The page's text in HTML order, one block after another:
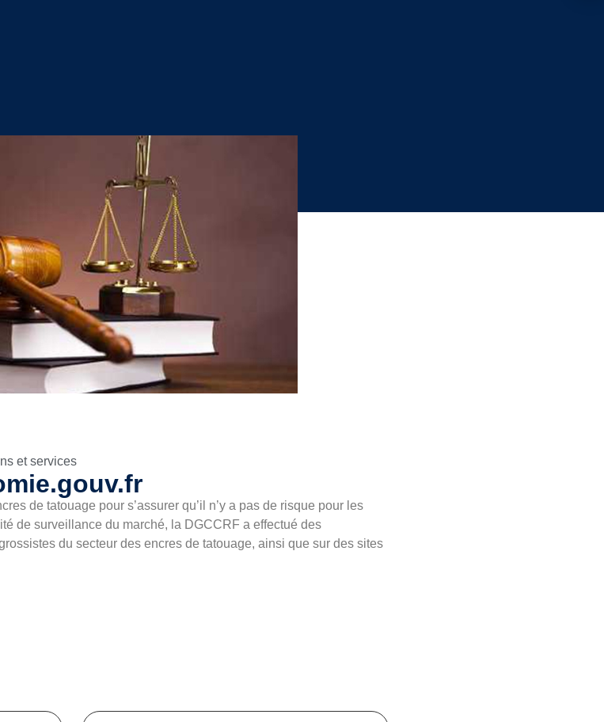
et services
de tatouage pour s’assurer qu’il n’y a pas de risque pour les
de surveillance du marché, la DGCCRF a effectué des
du secteur des encres de tatouage, ainsi que sur des sites